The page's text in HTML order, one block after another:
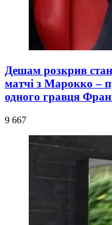
Дешам розкрив
матчі з Марокко –
одного гравця
9 667